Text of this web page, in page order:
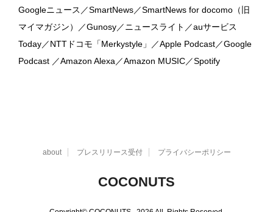
Googleニュース／SmartNews／SmartNews for docomo（旧
マイマガジン）／Gunosy／ニュースライト／auサービス
Today／NTTドコモ「Merkystyle」／Apple Podcast／Google
Podcast ／Amazon Alexa／Amazon MUSIC／Spotify
about プレスリリース受付 プライバシーポリシー
COCONUTS